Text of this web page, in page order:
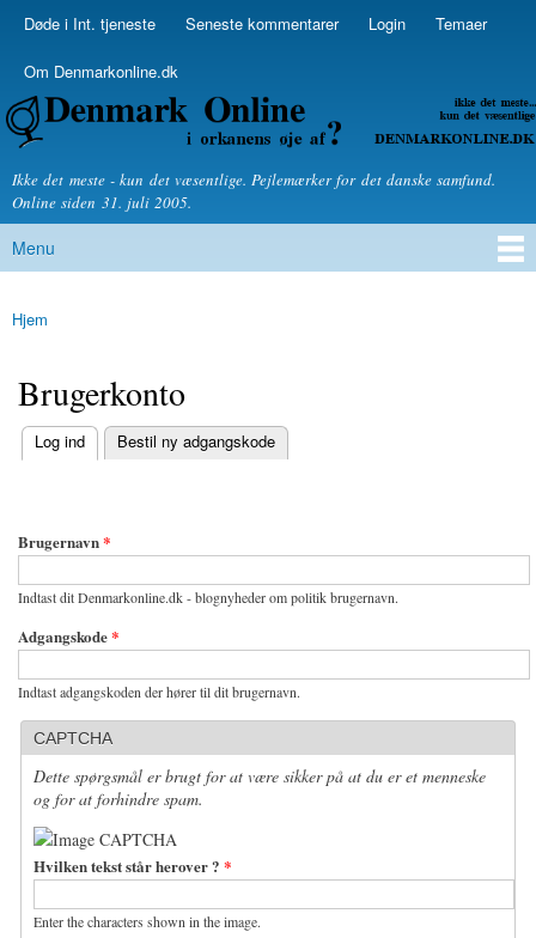
Skip to
Secondary menu
Døde i Int. tjeneste Seneste kommentarer Login Temaer
Om Denmarkonline.dk
Denmarkonline.dk - blognyheder om politik
Ikke det meste - kun det væsentlige. Pejlemærker for det danske samfund.
Online siden 31. juli 2005.
Main menu
Menu
You are here
Hjem
Brugerkonto
Primary tabs
Log ind
(active tab) Bestil ny adgangskode
Brugernavn*
Indtast dit Denmarkonline.dk - blognyheder om politik brugernavn.
Adgangskode*
Indtast adgangskoden der hører til dit brugernavn.
CAPTCHA
Dette spørgsmål er brugt for at være sikker på at du er et menneske
og for at forhindre spam.
Hvilken tekst står herover ? *
Enter the characters shown in the image.